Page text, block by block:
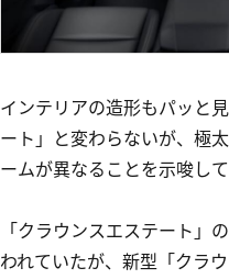
インテリアの造形もパッと
ート」と変わらないが、極
ームが異なることを示唆して
「クラウンスエステート」
われていたが、新型「クラ